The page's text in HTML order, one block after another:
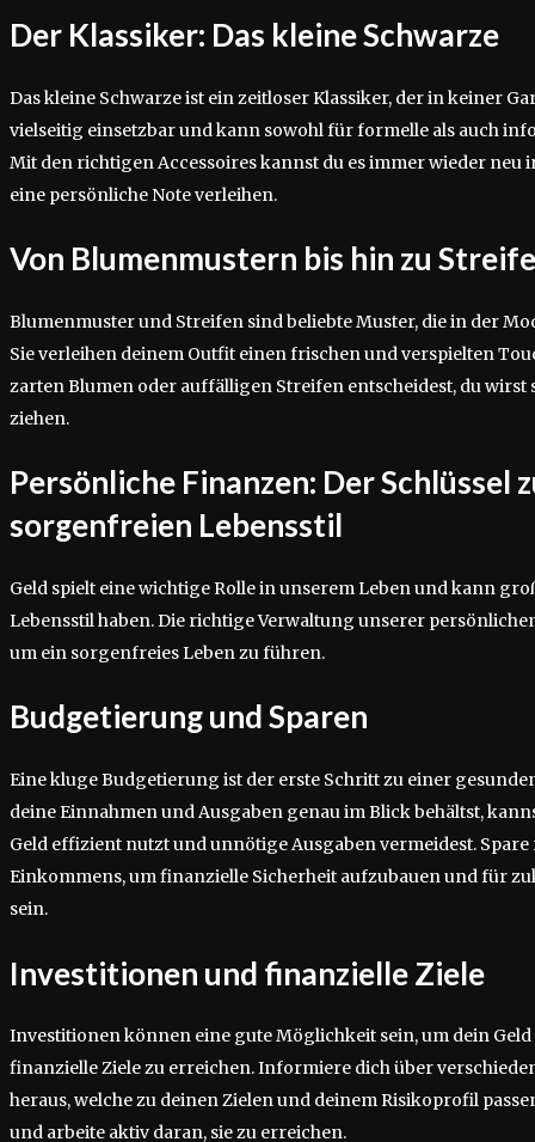
Der Klassiker: Das kleine Schwarze
Das kleine Schwarze ist ein zeitloser Klassiker, der in keiner
vielseitig einsetzbar und kann sowohl für formelle als auch
Mit den richtigen Accessoires kannst du es immer wieder
eine persönliche Note verleihen.
Von Blumenmustern bis hin zu
Blumenmuster und Streifen sind beliebte Muster, die in der
Sie verleihen deinem Outfit einen frischen und verspielten
zarten Blumen oder auffälligen Streifen entscheidest, du wirst
ziehen.
Persönliche Finanzen: Der Schlüssel
sorgenfreien Lebensstil
Geld spielt eine wichtige Rolle in unserem Leben und kann
Lebensstil haben. Die richtige Verwaltung unserer
um ein sorgenfreies Leben zu führen.
Budgetierung und Sparen
Eine kluge Budgetierung ist der erste Schritt zu einer
deine Einnahmen und Ausgaben genau im Blick behältst,
Geld effizient nutzt und unnötige Ausgaben vermeidest.
Einkommens, um finanzielle Sicherheit aufzubauen und für
sein.
Investitionen und finanzielle Ziele
Investitionen können eine gute Möglichkeit sein, um dein
finanzielle Ziele zu erreichen. Informiere dich über
heraus, welche zu deinen Zielen und deinem Risikoprofil
und arbeite aktiv daran, sie zu erreichen.